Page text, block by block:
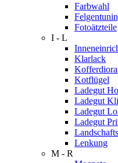
Farbwahl
Fotoätzteile
I - L
Klarlack
Kotflügel
Ladegut
Ladegut
Ladegut
Ladegut
Lenkung
M - R